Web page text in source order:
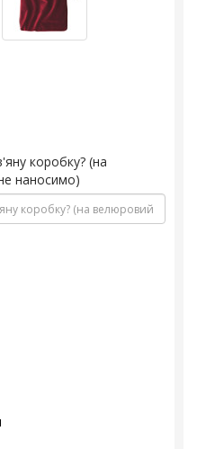
коробку? (на
наносимо)